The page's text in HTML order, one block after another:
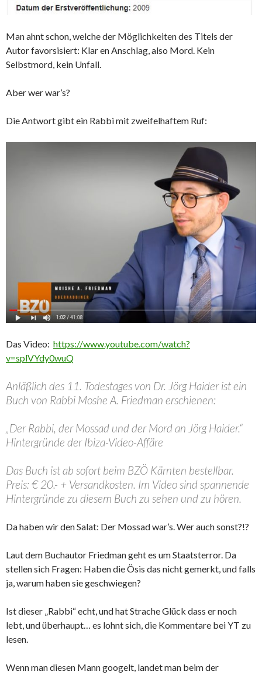
Man ahnt schon, welche der Möglichkeiten des Titels der
Autor favorsisiert: Klar en Anschlag, also Mord. Kein
Selbstmord, kein Unfall.
Aber wer war’s?
Die Antwort gibt ein Rabbi mit zweifelhaftem Ruf:
Das Video: https://www.youtube.com/watch?
v=splVYdy0wuQ
Anläßlich des 11. Todestages von Dr. Jörg Haider ist ein
Buch von Rabbi Moshe A. Friedman erschienen:
„Der Rabbi, der Mossad und der Mord an Jörg Haider.“
Hintergründe der Ibiza-Video-Affäre
Das Buch ist ab sofort beim BZÖ Kärnten bestellbar.
Preis: € 20.- + Versandkosten. Im Video sind spannende
Hintergründe zu diesem Buch zu sehen und zu hören.
Da haben wir den Salat: Der Mossad war’s. Wer auch sonst?!?
Laut dem Buchautor Friedman geht es um Staatsterror. Da
stellen sich Fragen: Haben die Ösis das nicht gemerkt, und falls
ja, warum haben sie geschwiegen?
Ist dieser „Rabbi“ echt, und hat Strache Glück dass er noch
lebt, und überhaupt… es lohnt sich, die Kommentare bei YT zu
lesen.
Wenn man diesen Mann googelt, landet man beim der